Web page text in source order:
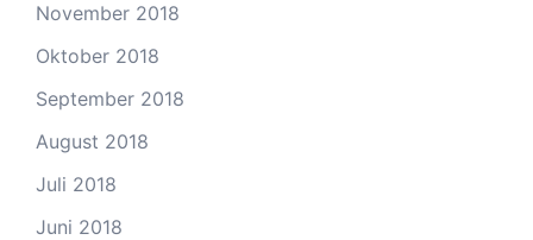
November 2018
Oktober 2018
September 2018
August 2018
Juli 2018
Juni 2018